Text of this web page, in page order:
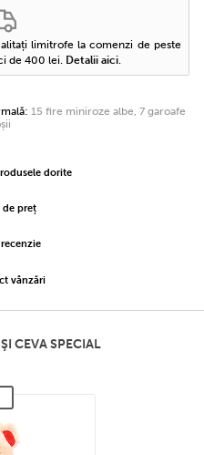
limitrofe la comenzi de peste
de 400 lei. Detalii aici.
15 fire miniroze albe, 7 garoafe
dorite
de preț
vânzări
CEVA SPECIAL